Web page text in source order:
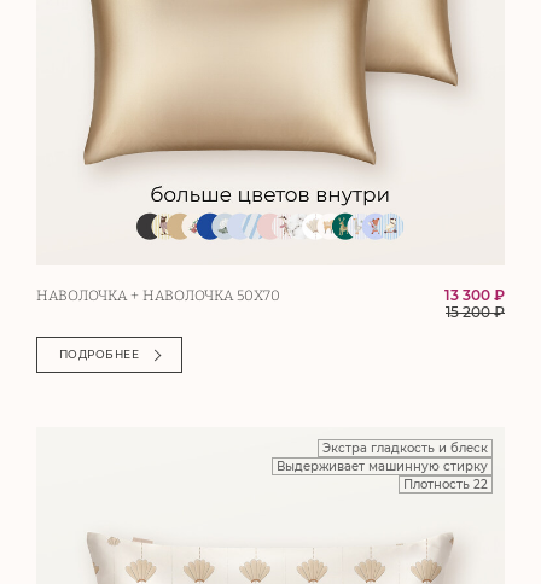
НАВОЛОЧКА + НАВОЛОЧКА 50Х70
13 300 ₽
15 200₽
ПОДРОБНЕЕ
Экстра гладкость и блеск
Выдерживает машинную стирку
Плотность 22